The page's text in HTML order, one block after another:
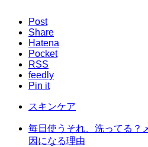
Post
Share
Hatena
Pocket
RSS
feedly
Pin it
スキンケア
毎日使うそれ、洗ってる？
因になる理由